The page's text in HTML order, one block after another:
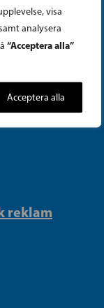
visa
analysera
“Acceptera alla”
Acceptera alla
reklam